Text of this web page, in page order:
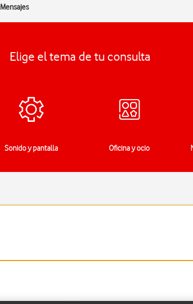
Mensajes
Elige el tema de tu consulta
Sonido y pantalla Oficina y ocio